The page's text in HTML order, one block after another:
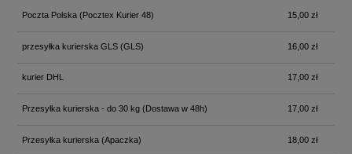
Poczta Polska(Pocztex Kurier 48) 15,00 zł
przesyłka kurierska GLS(GLS) 16,00 zł
kurier DHL 17,00 zł
Przesyłka kurierska - do 30 kg(Dostawa w 48h) 17,00 zł
Przesyłka kurierska (Apaczka) 18,00 zł